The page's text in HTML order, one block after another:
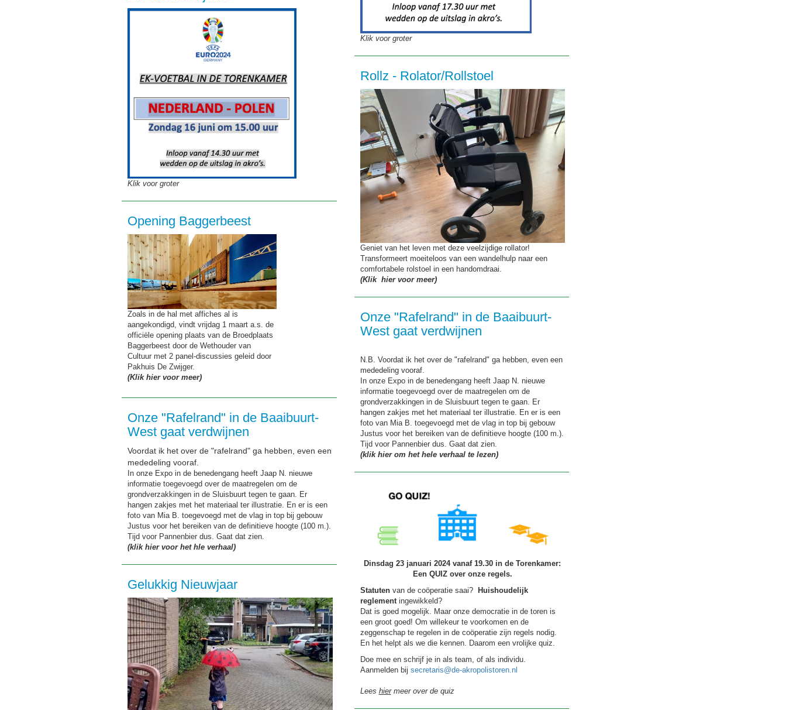
Klik voor groter
Opening Baggerbeest
Zoals in de hal met affiches al is
aangekondigd, vindt vrijdag 1 maart a.s. de
officiële opening plaats van de Broedplaats
Baggerbeest door de Wethouder van
Cultuur met 2 panel-discussies geleid door
Pakhuis De Zwijger.
(Klik hier voor meer)
Onze "Rafelrand" in de Baaibuurt-
West gaat verdwijnen
Voordat ik het over de "rafelrand" ga hebben, even een
mededeling vooraf.
In onze Expo in de benedengang heeft Jaap N. nieuwe
informatie toegevoegd over de maatregelen om de
grondverzakkingen in de Sluisbuurt tegen te gaan. Er
hangen zakjes met het materiaal ter illustratie. En er is een
foto van Mia B. toegevoegd met de vlag in top bij gebouw
Justus voor het bereiken van de definitieve hoogte (100 m.).
Tijd voor Pannenbier dus. Gaat dat zien.
(klik hier voor het hle verhaal)
Gelukkig Nieuwjaar
Klik voor groter
Rollz - Rolator/Rollstoel
Geniet van het leven met deze veelzijdige rollator!
Transformeert moeiteloos van een wandelhulp naar een
comfortabele rolstoel in een handomdraai.
(Klik hier voor meer)
Onze "Rafelrand" in de Baaibuurt-
West gaat verdwijnen
N.B. Voordat ik het over de "rafelrand" ga hebben, even een
mededeling vooraf.
In onze Expo in de benedengang heeft Jaap N. nieuwe
informatie toegevoegd over de maatregelen om de
grondverzakkingen in de Sluisbuurt tegen te gaan. Er
hangen zakjes met het materiaal ter illustratie. En er is een
foto van Mia B. toegevoegd met de vlag in top bij gebouw
Justus voor het bereiken van de definitieve hoogte (100 m.).
Tijd voor Pannenbier dus. Gaat dat zien.
(klik hier om het hele verhaal te lezen)
Dinsdag 23 januari 2024 vanaf 19.30 in de Torenkamer:
Een QUIZ over onze regels.
Statutenvan de coöperatie saai?
Huishoudelijk
reglementingewikkeld?
Dat is goed mogelijk. Maar onze democratie in de toren is
een groot goed! Om willekeur te voorkomen en de
zeggenschap te regelen in de coöperatie zijn regels nodig.
En het helpt als we die kennen. Daarom een vrolijke quiz.
Doe mee en schrijf je in als team, of als individu.
Aanmelden bij secretaris@de-akropolistoren.nl
Lees hiermeer over de quiz